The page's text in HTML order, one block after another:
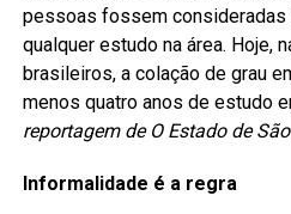
pessoas fossem
qualquer estudo na área. Hoje,
brasileiros, a colação de grau
menos quatro anos de estudo
reportagem de O Estado de
Informalidade é a regra